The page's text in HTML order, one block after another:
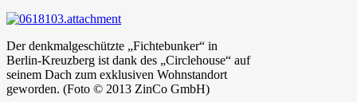
Der denkmalgeschützte „Fichtebunker“ in
Berlin-Kreuzberg ist dank des „Circlehouse“ auf
seinem Dach zum exklusiven Wohnstandort
geworden. (Foto © 2013 ZinCo GmbH)